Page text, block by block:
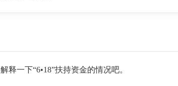
释一下“6•18”扶持资金的情况吧。